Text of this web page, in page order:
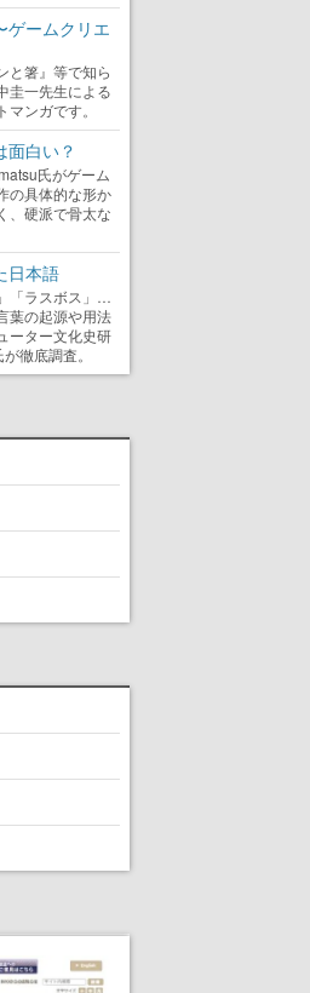
ゲームクリエ
と箸』等で知ら
圭一先生による
ンガです。
面白い？
氏がゲーム
の具体的な形か
、硬派で骨太な
日本語
「ラスボス」…
葉の起源や用法
ーター文化史研
徹底調査。